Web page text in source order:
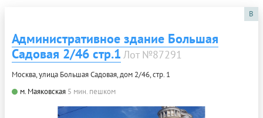
B
Административное здание Большая
Садовая 2/46 стр.1 Лот №87291
Москва, улица Большая Садовая, дом 2/46, стр. 1
м. Маяковская 5 мин. пешком